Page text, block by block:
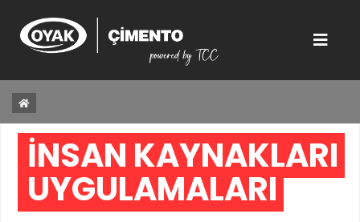
İNSAN KAYNAKLARI
UYGULAMALARI